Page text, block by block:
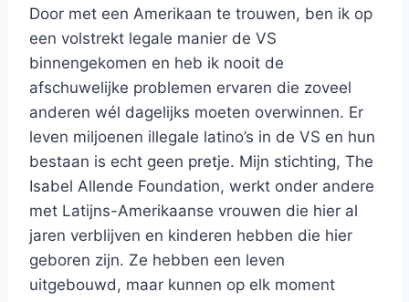
Door met een Amerikaan te trouwen, ben ik op
een volstrekt legale manier de VS
binnengekomen en heb ik nooit de
afschuwelijke problemen ervaren die zoveel
anderen wél dagelijks moeten overwinnen. Er
leven miljoenen illegale latino’s in de VS en hun
bestaan is echt geen pretje. Mijn stichting, The
Isabel Allende Foundation, werkt onder andere
met Latijns-Amerikaanse vrouwen die hier al
jaren verblijven en kinderen hebben die hier
geboren zijn. Ze hebben een leven
uitgebouwd, maar kunnen op elk moment